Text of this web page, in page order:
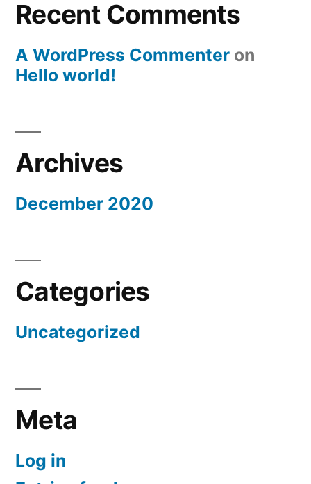
Recent Comments
A WordPress Commenter on
Hello world!
Archives
December 2020
Categories
Uncategorized
Meta
Log in